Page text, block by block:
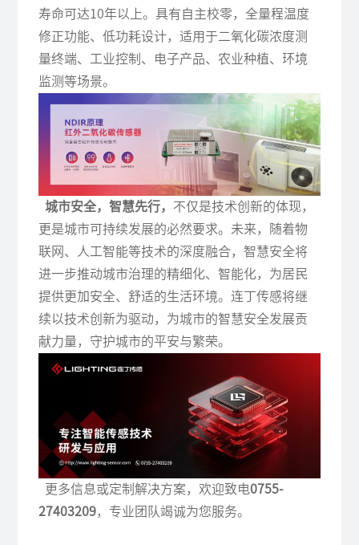
寿命可达10年以上。具有自主校零，全量程温度
修正功能、低功耗设计，适用于二氧化碳浓度测
量终端、工业控制、电子产品、农业种植、环境
监测等场景。
城市安全，智慧先行， 不仅是技术创新的体现，
更是城市可持续发展的必然要求。未来，随着物
联网、人工智能等技术的深度融合，智慧安全将
进一步推动城市治理的精细化、智能化，为居民
提供更加安全、舒适的生活环境。连丁传感将继
续以技术创新为驱动，为城市的智慧安全发展贡
献力量，守护城市的平安与繁荣。
更多信息或定制解决方案，欢迎致电0755-
27403209，专业团队竭诚为您服务。